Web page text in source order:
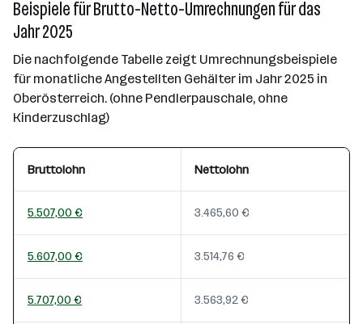
Beispiele für Brutto-Netto-Umrechnungen für das
Jahr 2025
Die nachfolgende Tabelle zeigt Umrechnungsbeispiele
für monatliche Angestellten Gehälter im Jahr 2025 in
Oberösterreich. (ohne Pendlerpauschale, ohne
Kinderzuschlag)
Bruttolohn Nettolohn
5.507,00 € 3.465,60 €
5.607,00 € 3.514,76 €
5.707,00 € 3.563,92 €